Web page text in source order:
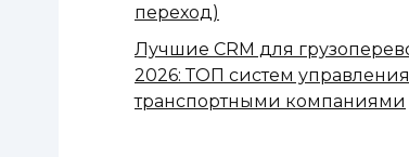
переход)
Лучшие CRM для
2026: ТОП систем управления
транспортными компаниями